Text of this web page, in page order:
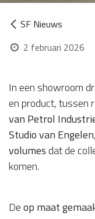
SF Nieuws
2 februari 2026
In een showroom
en product, tussen
van Petrol
Studio van Engelen
volumesdat de
komen.
Deop maat